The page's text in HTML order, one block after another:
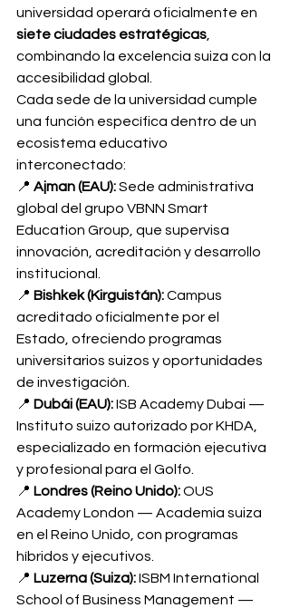
universidad operará oficialmente en
siete ciudades estratégicas
combinando la excelencia suiza con la
accesibilidad global.
Cada sede de la universidad cumple
una función específica dentro de un
ecosistema educativo
interconectado:
📍 Ajman (EAU): Sede administrativa
global del grupo VBNN Smart
Education Group, que supervisa
innovación, acreditación y desarrollo
institucional.
📍 Bishkek (Kirguistán): Campus
acreditado oficialmente por el
Estado, ofreciendo programas
universitarios suizos y oportunidades
de investigación.
📍 Dubái (EAU): ISB Academy Dubai —
Instituto suizo autorizado por KHDA,
especializado en formación ejecutiva
y profesional para el Golfo.
📍 Londres (Reino Unido): OUS
Academy London — Academia suiza
en el Reino Unido, con programas
híbridos y ejecutivos.
📍 Luzerna (Suiza): ISBM International
School of Business Management —